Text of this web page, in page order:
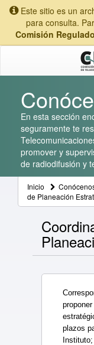
Este sitio es un
para consulta.
Comisión
En esta sección
seguramente te
promover y
de radiodifusión y
Inicio
de Planeación
plazos